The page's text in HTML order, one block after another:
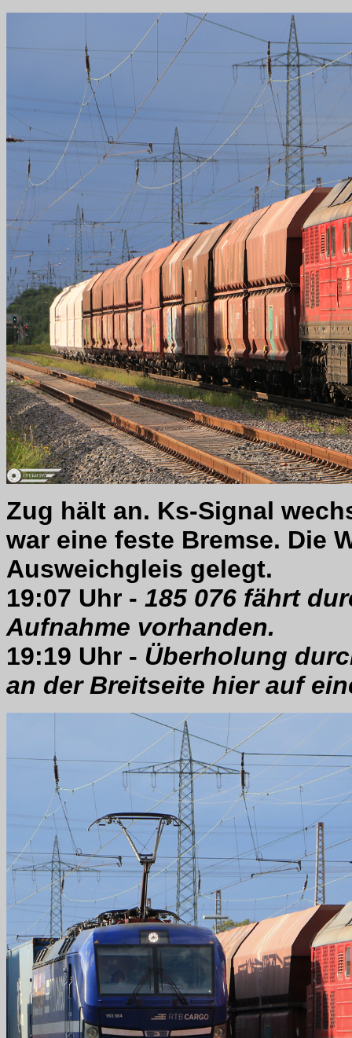
Zug hält an. Ks-Signal
war eine feste Bremse. Die
Ausweichgleis gelegt.
19:07 Uhr - 185 076 fährt
Aufnahme vorhanden.
19:19 Uhr - Überholung
an der Breitseite hier auf